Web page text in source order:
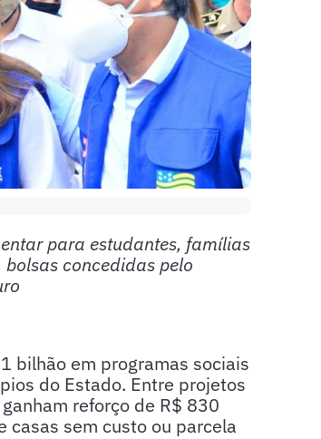
para estudantes, famílias
concedidas pelo
bilhão em programas sociais
do Estado. Entre projetos
reforço de R$ 830
casas sem custo ou parcela